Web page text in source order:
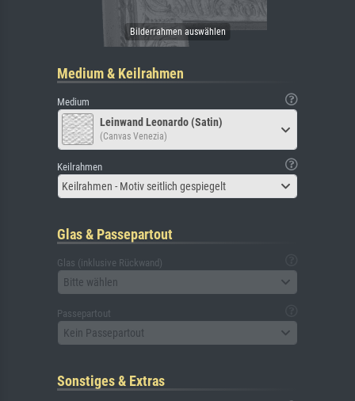
Medium & Keilrahmen
Medium
Leinwand Leonardo (Satin)
(Canvas Venezia)
Keilrahmen
Keilrahmen - Motiv seitlich gespiegelt
Glas & Passepartout
Glas (inklusive Rückwand)
Bitte wählen
Passepartout
Kein Passepartout
Sonstiges & Extras